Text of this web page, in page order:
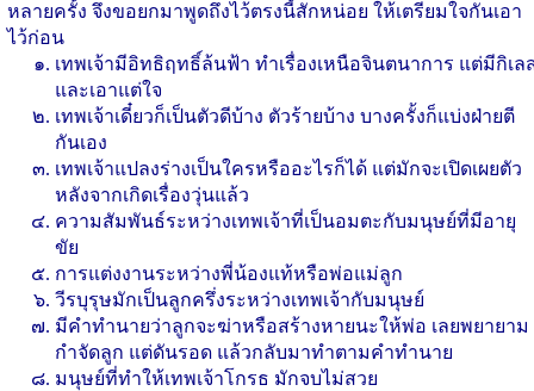
หลายครั้ง จึงขอยกมาพูดถึงไว้ตรงนี้สักหน่อย ให้เตรียมใจกันเอา
ไว้ก่อน
เทพเจ้ามีอิทธิฤทธิ์ล้นฟ้า ทำเรื่องเหนือจินตนาการ แต่มีกิเล
และเอาแต่ใจ
เทพเจ้าเดี๋ยวก็เป็นตัวดีบ้าง ตัวร้ายบ้าง บางครั้งก็แบ่งฝ่ายตี
กันเอง
เทพเจ้าแปลงร่างเป็นใครหรืออะไรก็ได้ แต่มักจะเปิดเผยตัว
หลังจากเกิดเรื่องวุ่นแล้ว
ความสัมพันธ์ระหว่างเทพเจ้าที่เป็นอมตะกับมนุษย์ที่มีอายุ
ขัย
การแต่งงานระหว่างพี่น้องแท้หรือพ่อแม่ลูก
วีรบุรุษมักเป็นลูกครึ่งระหว่างเทพเจ้ากับมนุษย์
มีคำทำนายว่าลูกจะฆ่าหรือสร้างหายนะให้พ่อ เลยพยายาม
กำจัดลูก แต่ดันรอด แล้วกลับมาทำตามคำทำนาย
มนุษย์ที่ทำให้เทพเจ้าโกรธ มักจบไม่สวย